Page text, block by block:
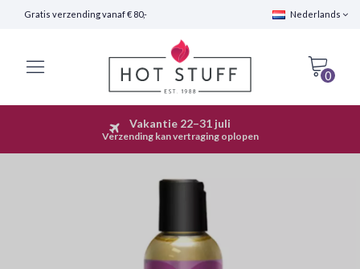
Gratis verzending vanaf € 80,- Nederlands
0
Snelle Verzending (24 uur)
Vakantie 22–31 juli
Verzending kan vertraging oplopen